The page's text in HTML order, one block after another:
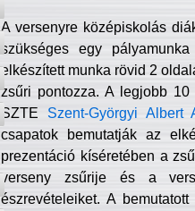
A versenyre középiskolás
szükséges egy
elkészített munka rövid 2
zsűri pontozza. A legjobb
SZTE Szent-Györgyi Albert
csapatok bemutatják az
prezentáció kíséretében a
verseny zsűrije és a
észrevételeiket. A